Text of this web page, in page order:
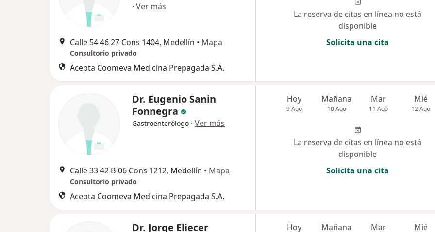
· Ver más
Calle 54 46 27 Cons 1404, Medellín • Mapa
Consultorio privado
Acepta Coomeva Medicina Prepagada S.A.
La reserva de citas en línea no está
disponible
Solicita una cita
Dr. Eugenio Sanin
Fonnegra
Gastroenterólogo · Ver más
Calle 33 42 B-06 Cons 1212, Medellín • Mapa
Consultorio privado
Acepta Coomeva Medicina Prepagada S.A.
Hoy
9 Ago
Mañana
10 Ago
Mar
11 Ago
Mié
12 Ago
La reserva de citas en línea no está
disponible
Solicita una cita
Dr. Jorge Eliecer
Hoy Mañana Mar Mié